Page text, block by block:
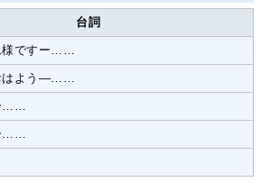
台詞
ですー……
よう―……
……
……